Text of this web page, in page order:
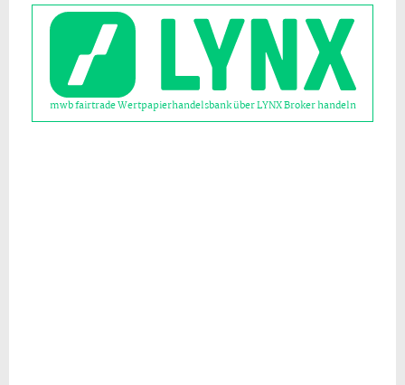
mwb fairtrade Wertpapierhandelsbank über LYNX Broker handeln